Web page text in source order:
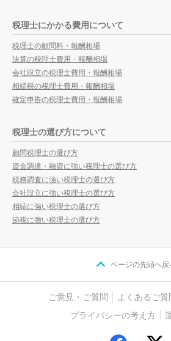
税理士にかかる費用について
税理士の顧問料・報酬相場
決算の税理士費用・報酬相場
会社設立の税理士費用・報酬相場
相続税の税理士費用・報酬相場
確定申告の税理士費用・報酬相場
税理士の選び方について
顧問税理士の選び方
資金調達・融資に強い税理士の選び方
税務調査に強い税理士の選び方
会社設立に強い税理士の選び方
相続に強い税理士の選び方
節税に強い税理士の選び方
ページの先頭へ戻
ご意見・ご質問 よくあるご質
プライバシーの考え方